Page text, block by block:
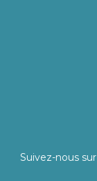
Suivez-nous